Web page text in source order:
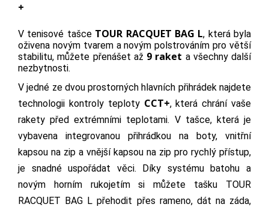
+
V tenisové tašce TOUR RACQUET BAG L, která byla
oživena novým tvarem a novým polstrováním pro větší
stabilitu, můžete přenášet až 9 raket a všechny další
nezbytnosti.
V jedné ze dvou prostorných hlavních přihrádek najdete
technologii kontroly teploty CCT+, která chrání vaše
rakety před extrémními teplotami. V tašce, která je
vybavena integrovanou přihrádkou na boty, vnitřní
kapsou na zip a vnější kapsou na zip pro rychlý přístup,
je snadné uspořádat věci. Díky systému batohu a
novým horním rukojetím si můžete tašku TOUR
RACQUET BAG L přehodit přes rameno, dát na záda,